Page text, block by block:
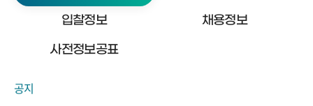
입찰정보
채용정보
사전정보공표
공지